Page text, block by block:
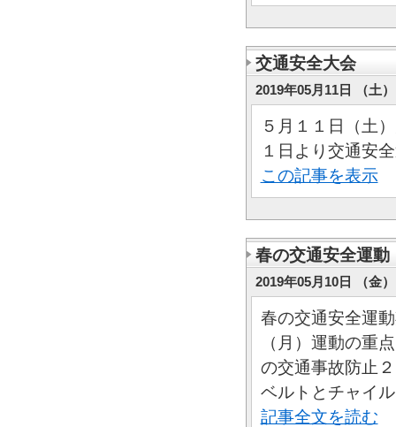
交通安全大会
2019年05月11日 （土
５月１１日（土
１日より交通安
この記事を表示
春の交通安全運動
2019年05月10日 （金
春の交通安全運
（月）運動の重
の交通事故防止
ベルトとチャイ
記事全文を読む